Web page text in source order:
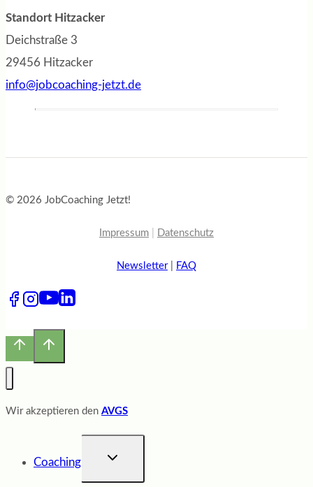
Standort Hitzacker
Deichstraße 3
29456 Hitzacker
info@jobcoaching-jetzt.de
© 2026 JobCoaching Jetzt!
Impressum Datenschutz
Newsletter| FAQ
Wir akzeptieren den AVGS
Coaching
UNTERMENÜ